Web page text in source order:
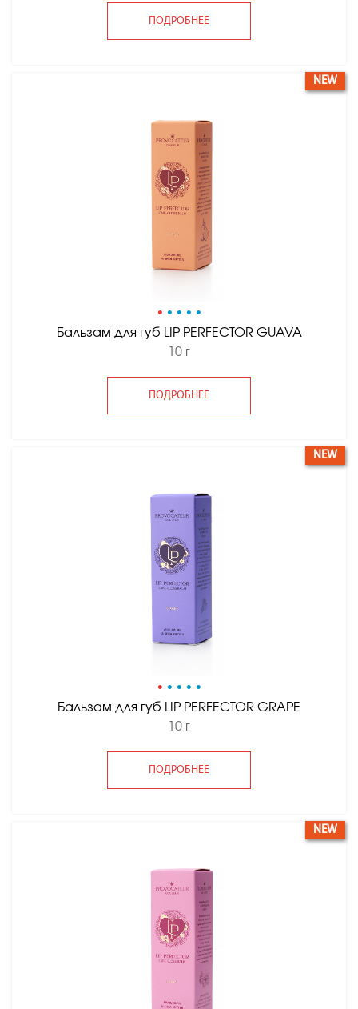
ПОДРОБНЕЕ
• • • • •
Бальзам для губ LIP PERFECTOR GUAVA
10 г
ПОДРОБНЕЕ
NEW
• • • • •
Бальзам для губ LIP PERFECTOR GRAPE
10 г
ПОДРОБНЕЕ
NEW
NEW